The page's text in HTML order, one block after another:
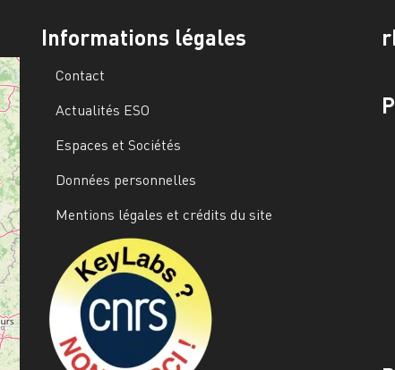
Informations légales
Contact
Actualités ESO
Espaces et Sociétés
Données personnelles
Mentions légales et crédits du site